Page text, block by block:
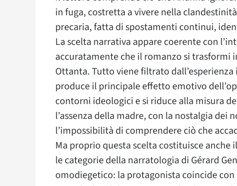
in fuga, costretta a vivere nella
precaria, fatta di spostamenti continui,
La scelta narrativa appare coerente con
accuratamente che il romanzo si trasformi
Ottanta. Tutto viene filtrato
produce il principale effetto emotivo
contorni ideologici e si riduce alla misura
l’assenza della madre, con la nostalgia dei
l’impossibilità di comprendere ciò che
Ma proprio questa scelta costituisce
le categorie della narratologia di Gérard
omodiegetico: la protagonista coincide